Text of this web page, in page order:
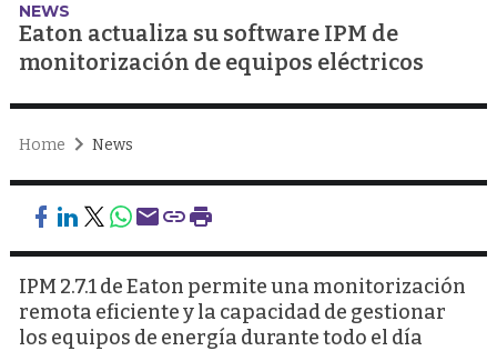
NEWS
Eaton actualiza su software IPM de
monitorización de equipos eléctricos
Home News
IPM 2.7.1 de Eaton permite una monitorización
remota eficiente y la capacidad de gestionar
los equipos de energía durante todo el día